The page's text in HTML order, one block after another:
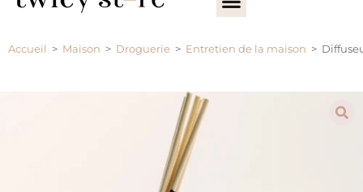
Accueil > Maison > Droguerie > Entretien de la maison >